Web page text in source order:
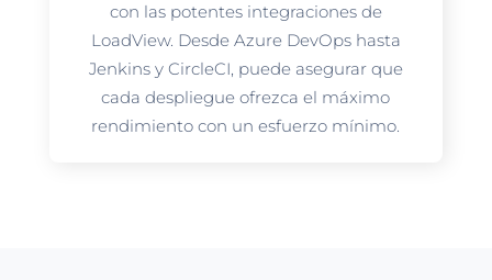
con las potentes integraciones de
LoadView. Desde Azure DevOps hasta
Jenkins y CircleCI, puede asegurar que
cada despliegue ofrezca el máximo
rendimiento con un esfuerzo mínimo.